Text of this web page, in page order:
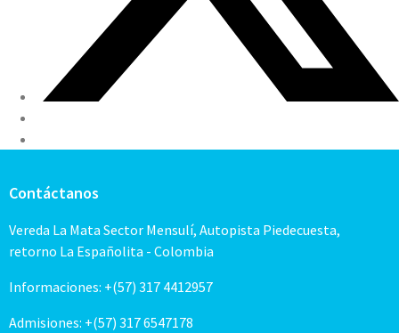
Contáctanos
Vereda La Mata Sector Mensulí, Autopista Piedecuesta,
retorno La Españolita - Colombia
Informaciones: +(57) 317 4412957
Admisiones: +(57) 317 6547178